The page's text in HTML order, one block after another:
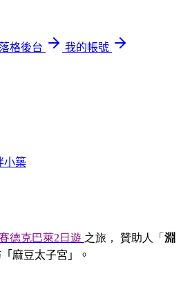
格後台
我的帳號
小築
德克巴萊2 日遊 之旅， 贊助人「 淵
麻豆太子宮」 。